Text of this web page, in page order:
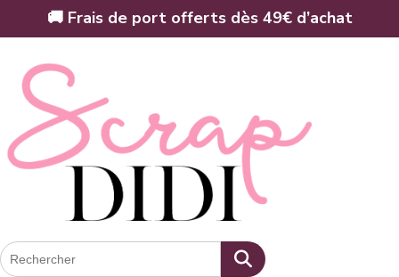
🚚 Frais de port offerts dès 49€ d’achat